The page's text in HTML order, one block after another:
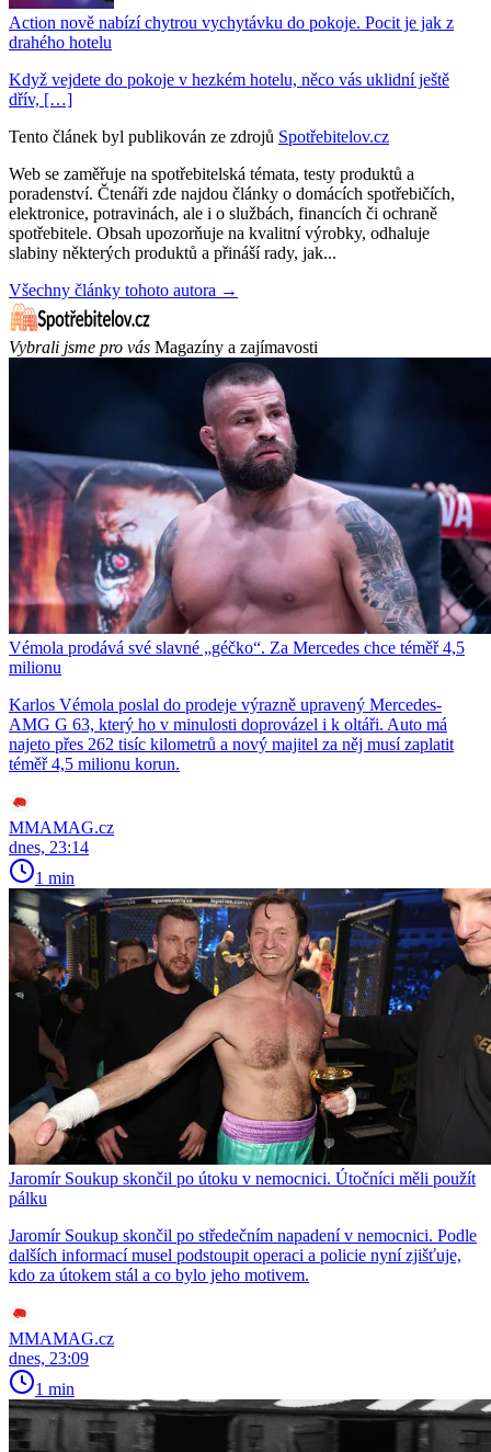
Action nově nabízí chytrou vychytávku do pokoje. Pocit je jak z
drahého hotelu
Když vejdete do pokoje v hezkém hotelu, něco vás uklidní ještě
dřív, […]
Tento článek byl publikován ze zdrojů Spotřebitelov.cz
Web se zaměřuje na spotřebitelská témata, testy produktů a
poradenství. Čtenáři zde najdou články o domácích spotřebičích,
elektronice, potravinách, ale i o službách, financích či ochraně
spotřebitele. Obsah upozorňuje na kvalitní výrobky, odhaluje
slabiny některých produktů a přináší rady, jak...
Všechny články tohoto autora →
Vybrali jsme pro vás Magazíny a zajímavosti
Vémola prodává své slavné „géčko“. Za Mercedes chce téměř 4,5
milionu
Karlos Vémola poslal do prodeje výrazně upravený Mercedes-
AMG G 63, který ho v minulosti doprovázel i k oltáři. Auto má
najeto přes 262 tisíc kilometrů a nový majitel za něj musí zaplatit
téměř 4,5 milionu korun.
MMAMAG.cz
dnes, 23:14
1 min
Jaromír Soukup skončil po útoku v nemocnici. Útočníci měli použít
pálku
Jaromír Soukup skončil po středečním napadení v nemocnici. Podle
dalších informací musel podstoupit operaci a policie nyní zjišťuje,
kdo za útokem stál a co bylo jeho motivem.
MMAMAG.cz
dnes, 23:09
1 min